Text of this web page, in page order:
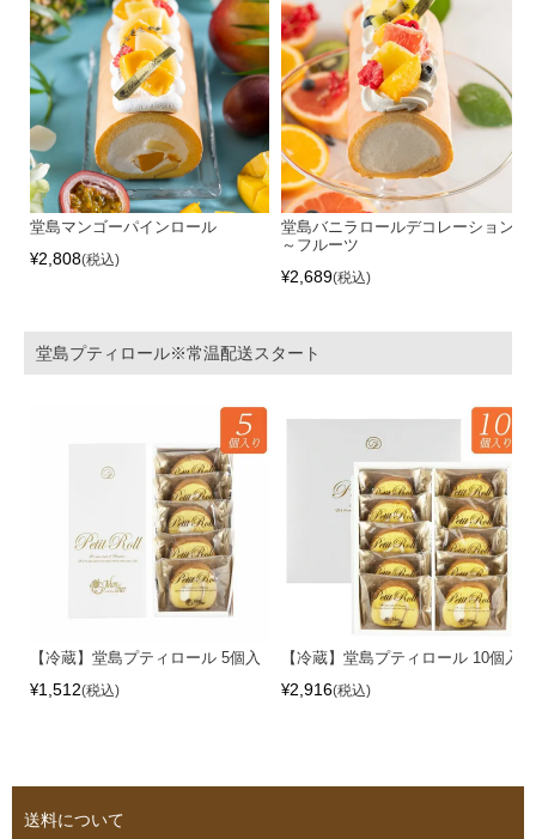
堂島マンゴーパインロール
¥2,808 税込
堂島バニラロールデコレーション
～フルーツ
¥2,689 税込
堂島プティロール※常温配送スタート
【冷蔵】堂島プティロール 5個入
¥1,512 税込
【冷蔵】堂島プティロール 10個入
¥2,916 税込
送料について